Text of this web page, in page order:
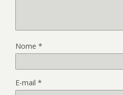
Nome *
E-mail *